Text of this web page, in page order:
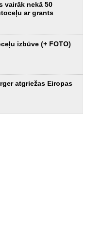
vairāk nekā 50
ar grants
izbūve (+ FOTO)
atgriežas Eiropas